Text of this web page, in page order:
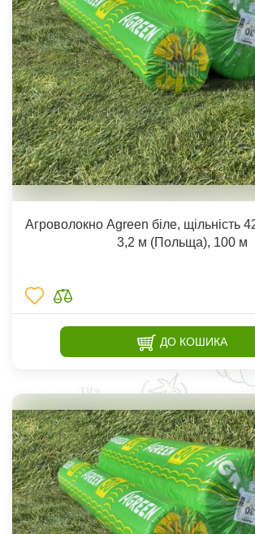
Агроволокно Agreen біле, щільність
3,2 м (Польща), 100 м
ДО КОШИКА